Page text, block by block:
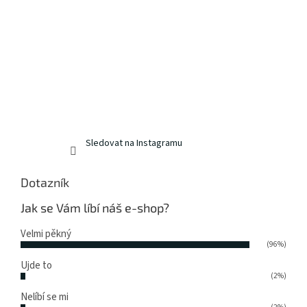
Sledovat na Instagramu
Dotazník
Jak se Vám líbí náš e-shop?
Velmi pěkný
(96%)
Ujde to
(2%)
Nelíbí se mi